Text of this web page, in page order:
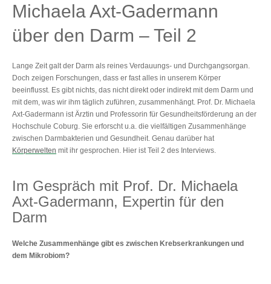
Michaela Axt-Gadermann
über den Darm – Teil 2
Lange Zeit galt der Darm als reines Verdauungs- und Durchgangsorgan.
Doch zeigen Forschungen, dass er fast alles in unserem Körper
beeinflusst. Es gibt nichts, das nicht direkt oder indirekt mit dem Darm und
mit dem, was wir ihm täglich zuführen, zusammenhängt. Prof. Dr. Michaela
Axt-Gadermann ist Ärztin und Professorin für Gesundheitsförderung an der
Hochschule Coburg. Sie erforscht u.a. die vielfältigen Zusammenhänge
zwischen Darmbakterien und Gesundheit. Genau darüber hat
Körperwelten mit ihr gesprochen. Hier ist Teil 2 des Interviews.
Im Gespräch mit Prof. Dr. Michaela
Axt-Gadermann, Expertin für den
Darm
Welche Zusammenhänge gibt es zwischen Krebserkrankungen und
dem Mikrobiom?